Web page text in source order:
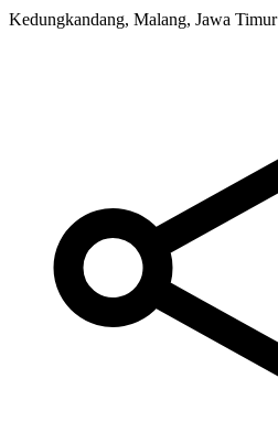
Kedungkandang, Malang, Jawa Timur